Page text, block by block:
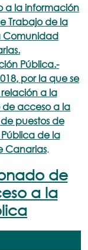
a la información
Trabajo de la
Comunidad
Pública.-
por la que se
a la
acceso a la
puestos de
de la
Canarias.
de
a la